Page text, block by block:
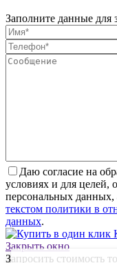
Заполните данные для
Даю согласие на
условиях и для целей,
персональных данных,
текстом политики в
данных.
Закрыть окно
Запросить стоимость